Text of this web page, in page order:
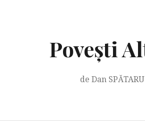
Povești
de Dan SPĂTARU